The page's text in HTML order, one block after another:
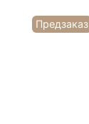
Предзаказ